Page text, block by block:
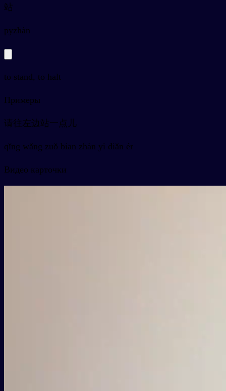
站
pyzhàn
to stand, to halt
Примеры
请往左边站一点儿
qǐng wǎng zuǒ biān zhàn yì diǎn ér
Видео карточки